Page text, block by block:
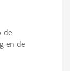
de
en de